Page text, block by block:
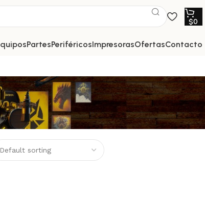
$0
equipos partes periféricos impresoras ofertas contacto